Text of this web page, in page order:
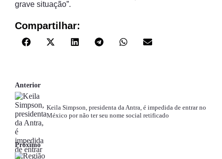
grave situação”.
Compartilhar:
Anterior
Keila Simpson, presidenta da Antra, é impedida de entrar no
México por não ter seu nome social retificado
Próximo